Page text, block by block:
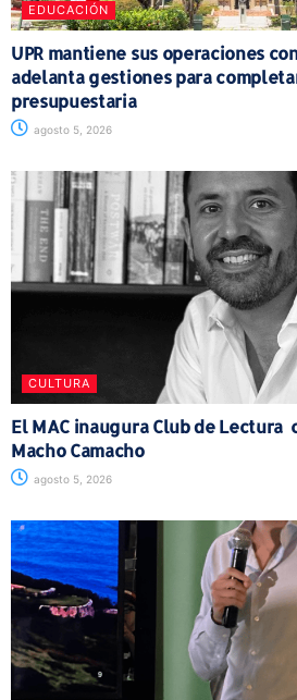
EDUCACIÓN
UPR mantiene sus operaciones
adelanta gestiones para
presupuestaria
agosto 5, 2026
CULTURA
El MAC inaugura Club de Lectura
Macho Camacho
agosto 5, 2026